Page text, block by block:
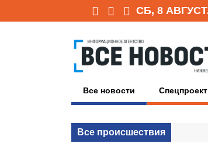
СБ, 8
Все новости
Все происшествия